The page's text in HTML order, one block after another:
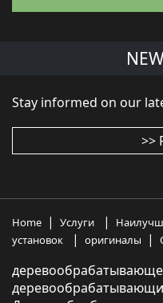
Stay informed on our
>>
Home | Услуги |
установок
| оригиналы |